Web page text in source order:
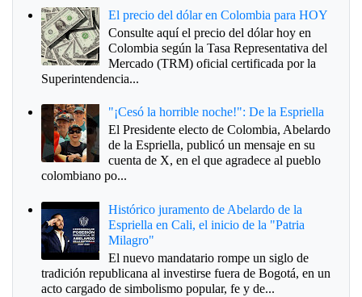
El precio del dólar en Colombia para HOY
Consulte aquí el precio del dólar hoy en
Colombia según la Tasa Representativa del
Mercado (TRM) oficial certificada por la
Superintendencia...
"¡Cesó la horrible noche!": De la Espriella
El Presidente electo de Colombia, Abelardo
de la Espriella, publicó un mensaje en su
cuenta de X, en el que agradece al pueblo
colombiano po...
Histórico juramento de Abelardo de la
Espriella en Cali, el inicio de la "Patria
Milagro"
El nuevo mandatario rompe un siglo de
tradición republicana al investirse fuera de Bogotá, en un
acto cargado de simbolismo popular, fe y de...